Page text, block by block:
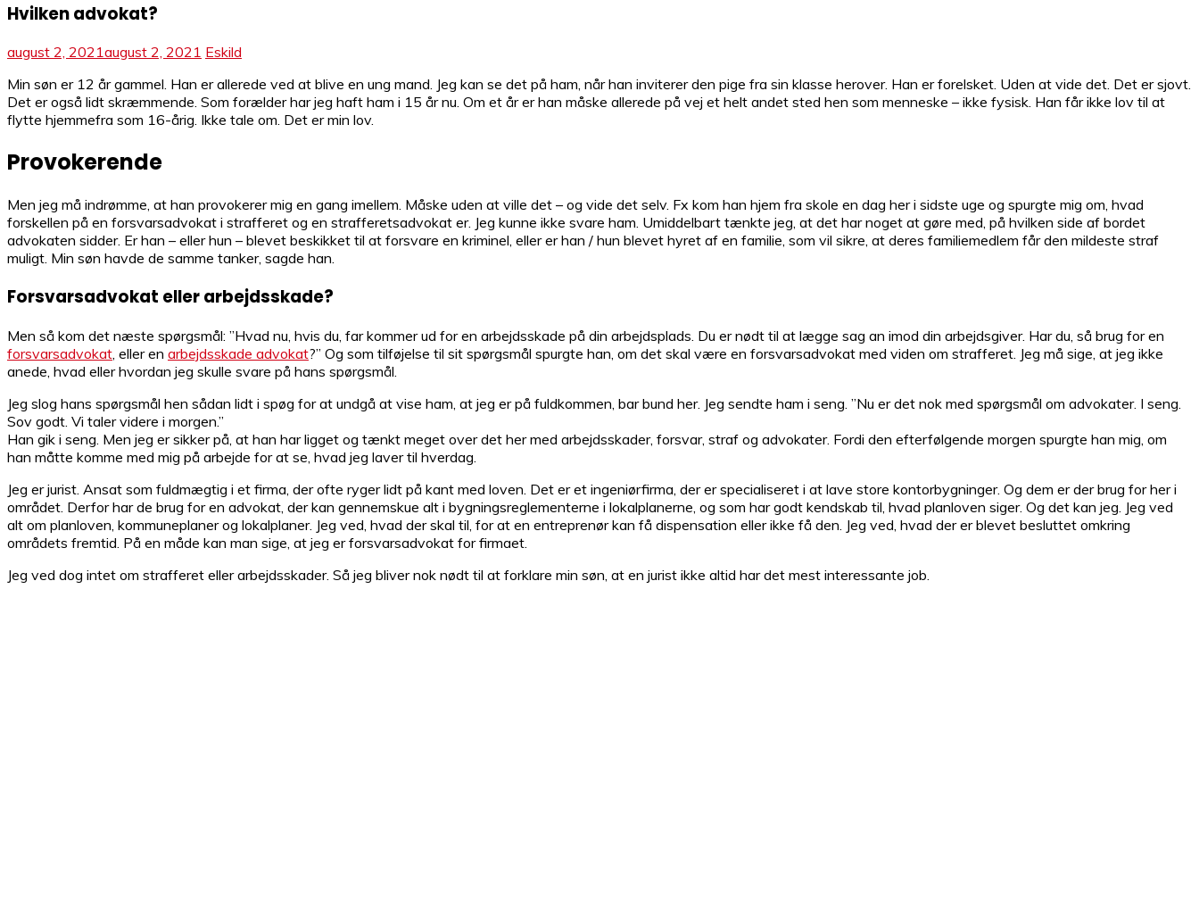
Hvilken advokat?
august 2, 2021august 2, 2021 Eskild
Min søn er 12 år gammel. Han er allerede ved at blive en ung mand. Jeg kan se det på ham, når han inviterer den pige fra sin klasse herover. Han er forelsket. Uden at vide det. Det er sjovt.
Det er også lidt skræmmende. Som forælder har jeg haft ham i 15 år nu. Om et år er han måske allerede på vej et helt andet sted hen som menneske – ikke fysisk. Han får ikke lov til at
flytte hjemmefra som 16-årig. Ikke tale om. Det er min lov.
Provokerende
Men jeg må indrømme, at han provokerer mig en gang imellem. Måske uden at ville det – og vide det selv. Fx kom han hjem fra skole en dag her i sidste uge og spurgte mig om, hvad
forskellen på en forsvarsadvokat i strafferet og en strafferetsadvokat er. Jeg kunne ikke svare ham. Umiddelbart tænkte jeg, at det har noget at gøre med, på hvilken side af bordet
advokaten sidder. Er han – eller hun – blevet beskikket til at forsvare en kriminel, eller er han / hun blevet hyret af en familie, som vil sikre, at deres familiemedlem får den mildeste straf
muligt. Min søn havde de samme tanker, sagde han.
Forsvarsadvokat eller arbejdsskade?
Men så kom det næste spørgsmål: ”Hvad nu, hvis du, far kommer ud for en arbejdsskade på din arbejdsplads. Du er nødt til at lægge sag an imod din arbejdsgiver. Har du, så brug for en
forsvarsadvokat , eller en arbejdsskade advokat?” Og som tilføjelse til sit spørgsmål spurgte han, om det skal være en forsvarsadvokat med viden om strafferet. Jeg må sige, at jeg ikke
anede, hvad eller hvordan jeg skulle svare på hans spørgsmål.
Jeg slog hans spørgsmål hen sådan lidt i spøg for at undgå at vise ham, at jeg er på fuldkommen, bar bund her. Jeg sendte ham i seng. ”Nu er det nok med spørgsmål om advokater. I seng.
Sov godt. Vi taler videre i morgen.”
Han gik i seng. Men jeg er sikker på, at han har ligget og tænkt meget over det her med arbejdsskader, forsvar, straf og advokater. Fordi den efterfølgende morgen spurgte han mig, om
han måtte komme med mig på arbejde for at se, hvad jeg laver til hverdag.
Jeg er jurist. Ansat som fuldmægtig i et firma, der ofte ryger lidt på kant med loven. Det er et ingeniørfirma, der er specialiseret i at lave store kontorbygninger. Og dem er der brug for her i
området. Derfor har de brug for en advokat, der kan gennemskue alt i bygningsreglementerne i lokalplanerne, og som har godt kendskab til, hvad planloven siger. Og det kan jeg. Jeg ved
alt om planloven, kommuneplaner og lokalplaner. Jeg ved, hvad der skal til, for at en entreprenør kan få dispensation eller ikke få den. Jeg ved, hvad der er blevet besluttet omkring
områdets fremtid. På en måde kan man sige, at jeg er forsvarsadvokat for firmaet.
Jeg ved dog intet om strafferet eller arbejdsskader. Så jeg bliver nok nødt til at forklare min søn, at en jurist ikke altid har det mest interessante job.